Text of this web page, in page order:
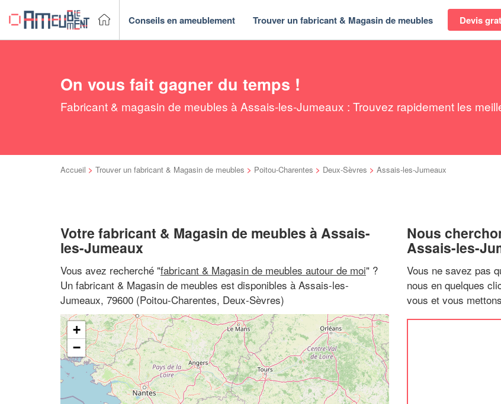
Conseils en ameublement Trouver un fabricant & Magasin de meubles Devis
On vous fait gagner du temps !
Fabricant & magasin de meubles à Assais-les-Jumeaux : Trouvez rapidement les
Accueil > Trouver un fabricant & Magasin de meubles > Poitou-Charentes > Deux-Sèvres > Assais-les-Jumeaux
Votre fabricant & Magasin de meubles à Assais-
les-Jumeaux
Vous avez recherché "fabricant & Magasin de meubles autour de moi" ?
Un fabricant & Magasin de meubles est disponibles à Assais-les-
Jumeaux, 79600 (Poitou-Charentes, Deux-Sèvres)
+
−
Nous
Assais-les-
Vous ne savez pas
nous en quelques
vous et vous